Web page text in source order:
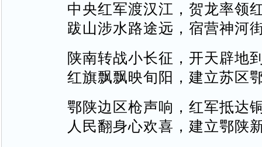
中央红军渡汉江，贺龙率领
跋山涉水路途远，宿营神河
陕南转战小长征，开天辟地
红旗飘飘映旬阳，建立苏区
鄂陕边区枪声响，红军抵达
人民翻身心欢喜，建立鄂陕